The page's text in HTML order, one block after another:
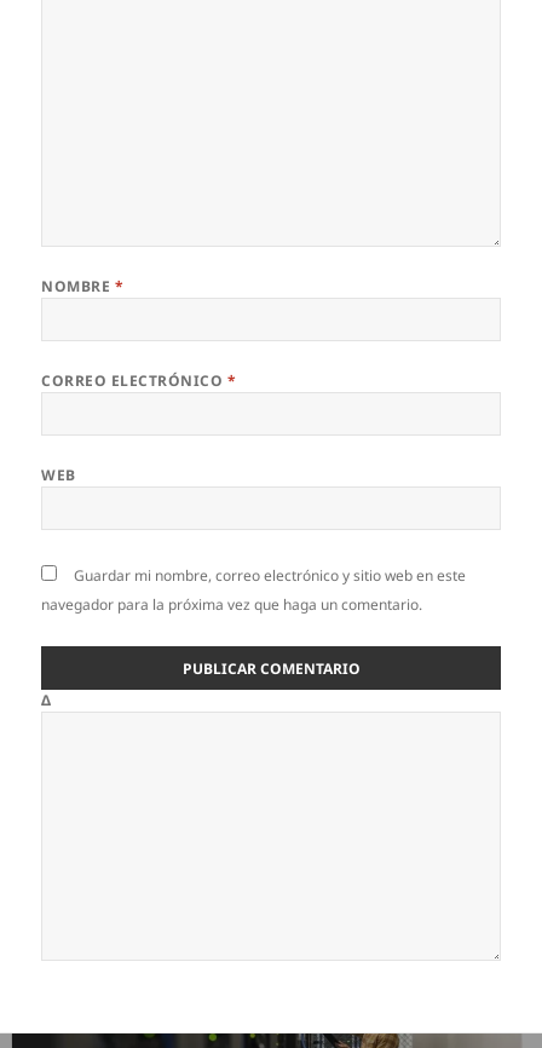
NOMBRE *
CORREO ELECTRÓNICO *
WEB
Guardar mi nombre, correo electrónico y sitio web en este
navegador para la próxima vez que haga un comentario.
Δ